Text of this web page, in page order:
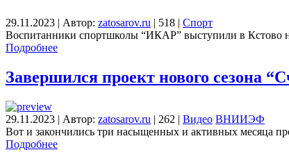
29.11.2023 | Автор: zatosarov.ru | 518 | Спорт
Воспитанники спортшколы “ИКАР” выступили в Кстово
Подробнее
Завершился проект нового сезона
29.11.2023 | Автор: zatosarov.ru | 262 | Видео ВНИИЭФ
Вот и закончились три насыщенных и активных месяца
Подробнее